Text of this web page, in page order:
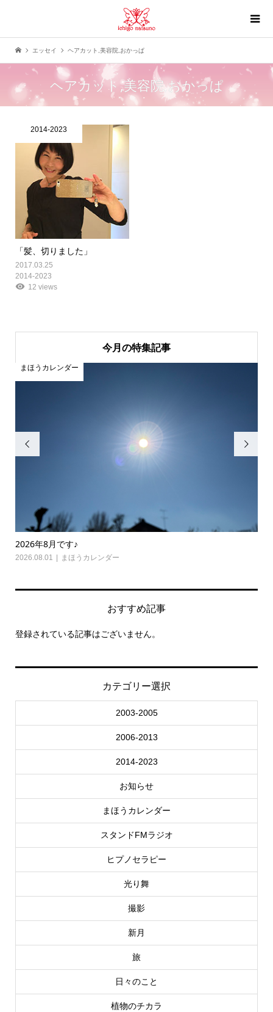
エッセイ ヘアカット,美容院,おかっぱ
ヘアカット,美容院,おかっぱ
2014-2023
「髪、切りました」
2017.03.25
2014-2023
12 views
今月の特集記事

2026年8月です♪
2026.08.01 まほうカレンダー
まほうカレンダー

おすすめ記事
登録されている記事はございません。
カテゴリー選択
2003-2005
2006-2013
2014-2023
お知らせ
まほうカレンダー
スタンドFMラジオ
ヒプノセラピー
光り舞
撮影
新月
旅
日々のこと
植物のチカラ